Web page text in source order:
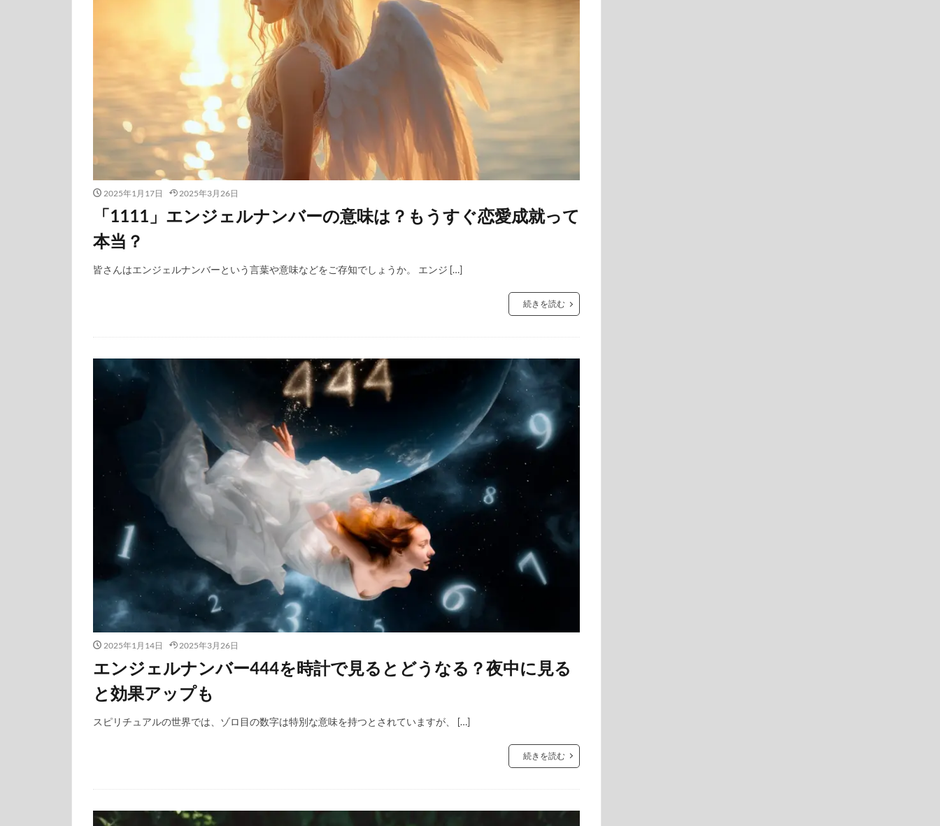
2025年1月17日 2025年3月26日
「1111」エンジェルナンバーの意味は？もうすぐ恋愛成就って
本当？
皆さんはエンジェルナンバーという言葉や意味などをご存知でしょうか。 エンジ […]
続きを読む
2025年1月14日 2025年3月26日
エンジェルナンバー444を時計で見るとどうなる？夜中に見る
と効果アップも
スピリチュアルの世界では、ゾロ目の数字は特別な意味を持つとされていますが、 […]
続きを読む